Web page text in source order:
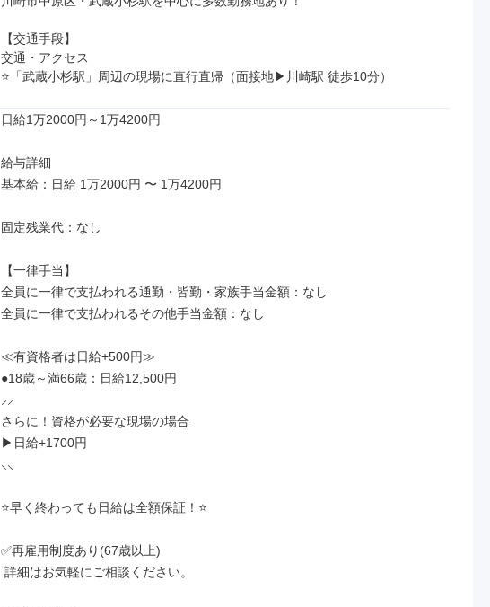
【交通手段】
交通・アクセス
⭐「武蔵小杉駅」周辺の現場に直行直帰（面接地▶川崎駅 徒歩10分）
日給1万2000円～1万4200円
給与詳細
基本給：日給 1万2000円 〜 1万4200円
固定残業代：なし
【一律手当】
全員に一律で支払われる通勤・皆勤・家族手当金額：なし
全員に一律で支払われるその他手当金額：なし
≪有資格者は日給+500円≫
●18歳～満66歳：日給12,500円
⸝⸝
さらに！資格が必要な現場の場合
▶日給+1700円
⸜⸜
⭐早く終わっても日給は全額保証！⭐
✅再雇用制度あり(67歳以上)